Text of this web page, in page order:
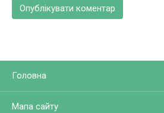
Головна
Мапа сайту